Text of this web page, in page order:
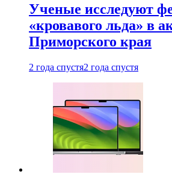
Ученые исследуют
«кровавого льда» в
Приморского края
2 года спустя2 года спустя